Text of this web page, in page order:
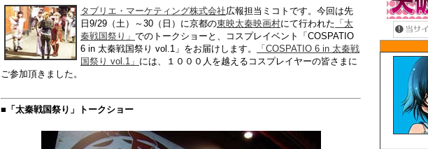
タブリエ・マーケティング株式会社広報担当ミコトです。今回は先
日9/29（土）～30（日）に京都の東映太秦映画村にて行われた 「太
秦戦国祭り」 でのトークショーと、コスプレイベント「COSPATIO
6 in 太秦戦国祭り vol.1」をお届けします。
「COSPATIO 6 in 太秦戦
国祭り vol.1」 には、１０００人を越えるコスプレイヤーの皆さまに
ご参加頂きました。
■「太秦戦国祭り」トークショー